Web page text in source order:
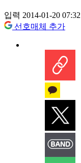
입력 2014-01-20 07:32
선호매체 추가